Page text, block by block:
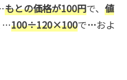
もとの価格が100円で、 値
…100÷120×100で…およ